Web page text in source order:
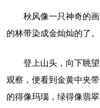
秋风像一只神奇的
的林带染成金灿灿的了。
登上山头，向下眺
观察，便看到金黄中夹
的得像玛瑙，绿得像翡